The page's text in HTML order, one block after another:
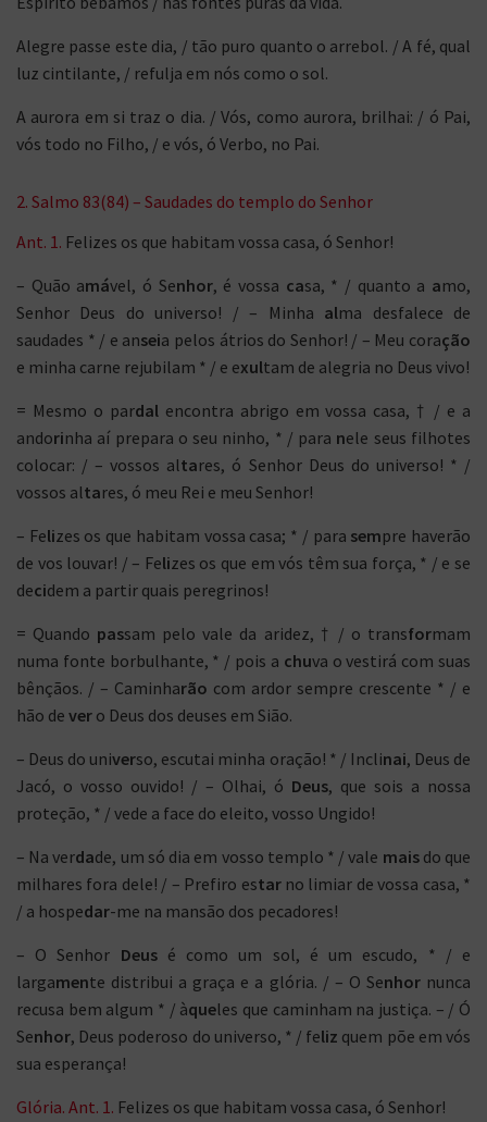
Alegre passe este dia, / tão puro quanto o arrebol. / A fé, qual
luz cintilante, / refulja em nós como o sol.
A aurora em si traz o dia. / Vós, como aurora, brilhai: / ó Pai,
vós todo no Filho, / e vós, ó Verbo, no Pai.
2. Salmo 83(84) – Saudades do templo do Senhor
Ant. 1. Felizes os que habitam vossa casa, ó Senhor!
– Quão amável, ó Senhor, é vossa casa, * / quanto a amo,
Senhor Deus do universo! / – Minha alma desfalece de
saudades * / e anseia pelos átrios do Senhor! / – Meu coração
e minha carne rejubilam * / e exultam de alegria no Deus vivo!
= Mesmo o pardalencontra abrigo em vossa casa, † / e a
andorinha aí prepara o seu ninho, * / para nele seus filhotes
colocar: / – vossos altares, ó Senhor Deus do universo! * /
vossos altares, ó meu Rei e meu Senhor!
– Felizes os que habitam vossa casa; * / para sempre haverão
de vos louvar! / – Felizes os que em vós têm sua força, * / e se
decidem a partir quais peregrinos!
= Quando passam pelo vale da aridez, † / o transformam
numa fonte borbulhante, * / pois a chuva o vestirá com suas
bênçãos. / – Caminharão com ardor sempre crescente * / e
hão de ver o Deus dos deuses em Sião.
– Deus do universo, escutai minha oração! * / Inclinai, Deus de
Jacó, o vosso ouvido! / – Olhai, ó Deus, que sois a nossa
proteção, * / vede a face do eleito, vosso Ungido!
– Na verdade, um só dia em vosso templo * / vale maisdo que
milhares fora dele! / – Prefiro estarno limiar de vossa casa, *
/ a hospedar-me na mansão dos pecadores!
– O Senhor Deusé como um sol, é um escudo, * / e
largamente distribui a graça e a glória. / – O Senhornunca
recusa bem algum * / àqueles que caminham na justiça. – / Ó
Senhor, Deus poderoso do universo, * / feliz quem põe em vós
sua esperança!
Glória. Ant. 1. Felizes os que habitam vossa casa, ó Senhor!